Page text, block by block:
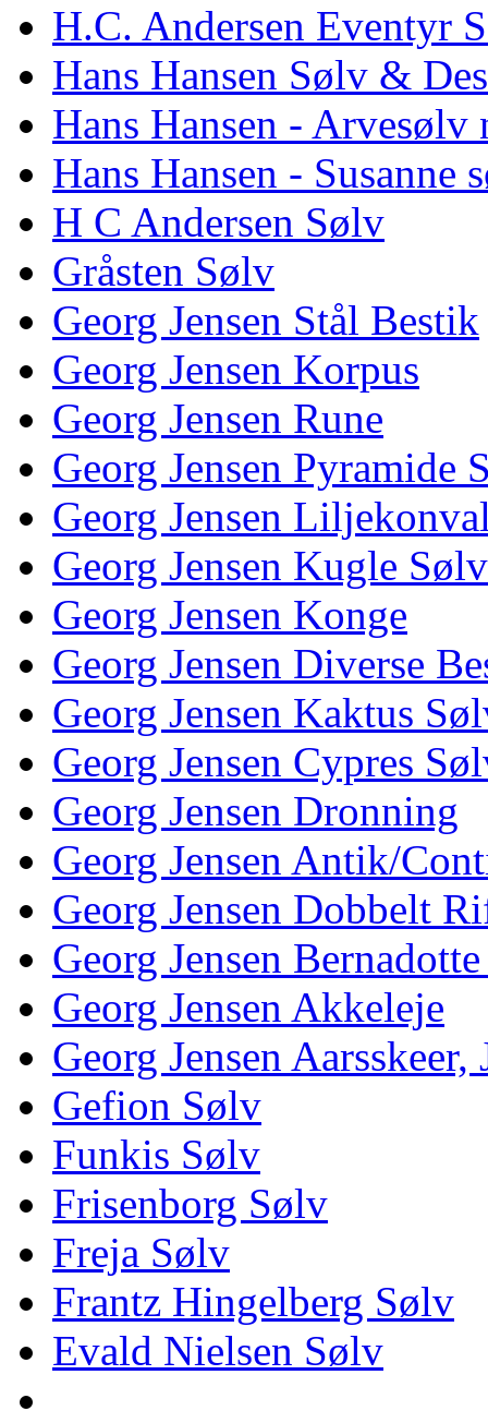
H.C. Andersen Eventyr
Hans Hansen Sølv &
Hans Hansen - Arvesølv
Hans Hansen - Susanne
H C Andersen Sølv
Gråsten Sølv
Georg Jensen Stål Bestik
Georg Jensen Korpus
Georg Jensen Rune
Georg Jensen Pyramide
Georg Jensen
Georg Jensen Kugle Sølv
Georg Jensen Konge
Georg Jensen Diverse
Georg Jensen Kaktus
Georg Jensen Cypres
Georg Jensen Dronning
Georg Jensen Antik/
Georg Jensen Dobbelt
Georg Jensen
Georg Jensen Akkeleje
Georg Jensen
Gefion Sølv
Funkis Sølv
Frisenborg Sølv
Freja Sølv
Frantz Hingelberg Sølv
Evald Nielsen Sølv